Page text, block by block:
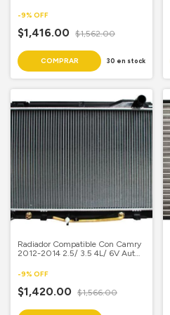
Soldado
-9% OFF
$1,416.00 $1,562.00
30 en stock
Radiador Compatible Con Camry
2012-2014 2.5/ 3.5 4L/ 6V Aut
-9% OFF
$1,420.00 $1,566.00